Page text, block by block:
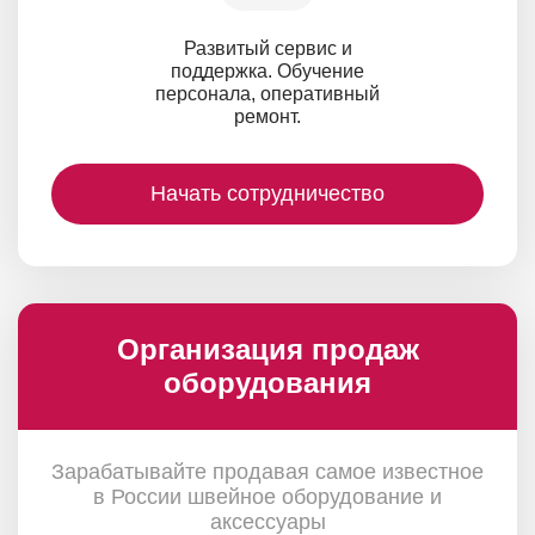
Развитый сервис и
поддержка. Обучение
персонала, оперативный
ремонт.
Начать сотрудничество
Организация продаж
оборудования
Зарабатывайте продавая самое известное
в России швейное оборудование и
аксессуары